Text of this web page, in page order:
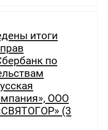
итоги
по
ООО
(3